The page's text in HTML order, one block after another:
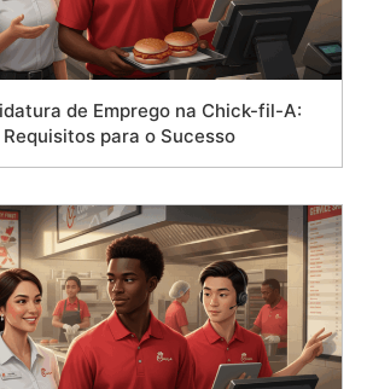
de Emprego na Chick-fil-A:
para o Sucesso